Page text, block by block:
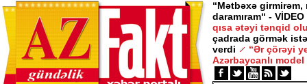
“Mətbəxə girmirəm,
daramıram“ - VİDEO
qısa ətəyi tənqid
çadrada görmək
verdi
“Ər çörəyi
Azərbaycanlı model